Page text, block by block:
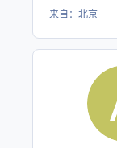
来自： 北京